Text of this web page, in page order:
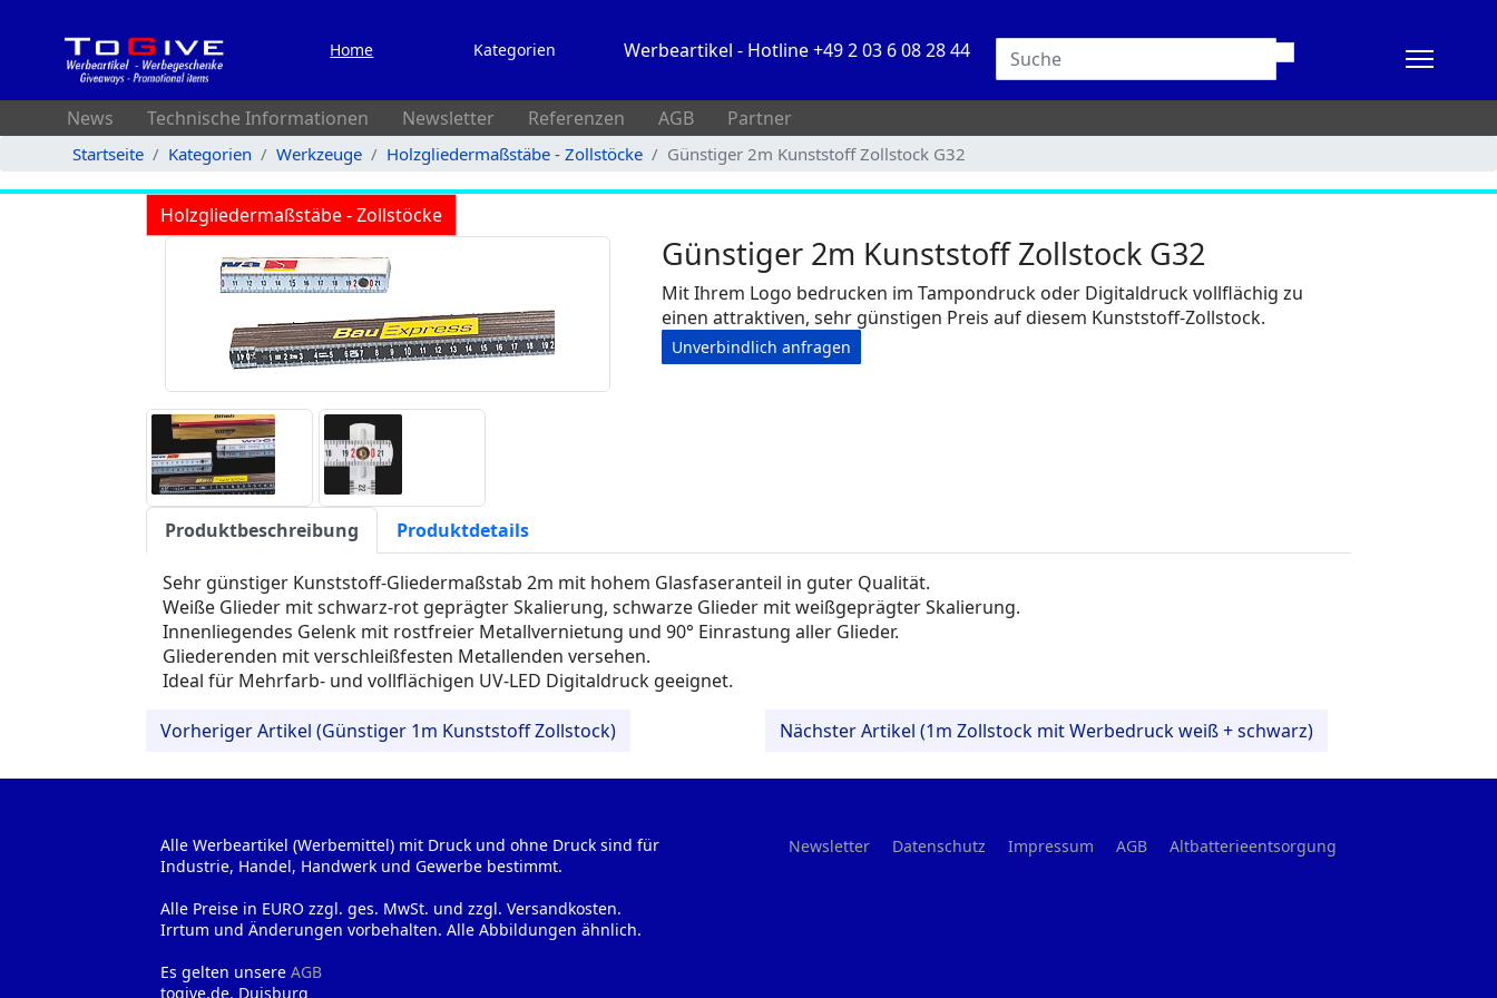
Home Kategorien Werbeartikel - Hotline +49 2 03 6 08 28 44
News Technische Informationen Newsletter Referenzen AGB Partner
Startseite Kategorien Werkzeuge Holzgliedermaßstäbe - Zollstöcke Günstiger 2m Kunststoff Zollstock G32
Holzgliedermaßstäbe - Zollstöcke
Günstiger 2m Kunststoff Zollstock G32
Mit Ihrem Logo bedrucken im Tampondruck oder Digitaldruck vollflächig zu
einen attraktiven, sehr günstigen Preis auf diesem Kunststoff-Zollstock.
Unverbindlich anfragen
Produktbeschreibung Produktdetails
Sehr günstiger Kunststoff-Gliedermaßstab 2m mit hohem Glasfaseranteil in guter Qualität.
Weiße Glieder mit schwarz-rot geprägter Skalierung, schwarze Glieder mit weißgeprägter Skalierung.
Innenliegendes Gelenk mit rostfreier Metallvernietung und 90° Einrastung aller Glieder.
Gliederenden mit verschleißfesten Metallenden versehen.
Ideal für Mehrfarb- und vollflächigen UV-LED Digitaldruck geeignet.
Vorheriger Artikel (Günstiger 1m Kunststoff Zollstock) Nächster Artikel (1m Zollstock mit Werbedruck weiß + schwarz)
Alle Werbeartikel (Werbemittel) mit Druck und ohne Druck sind für
Industrie, Handel, Handwerk und Gewerbe bestimmt.
Alle Preise in EURO zzgl. ges. MwSt. und zzgl. Versandkosten.
Irrtum und Änderungen vorbehalten. Alle Abbildungen ähnlich.
Es gelten unsere AGB
togive.de, Duisburg
Newsletter Datenschutz Impressum AGB Altbatterieentsorgung